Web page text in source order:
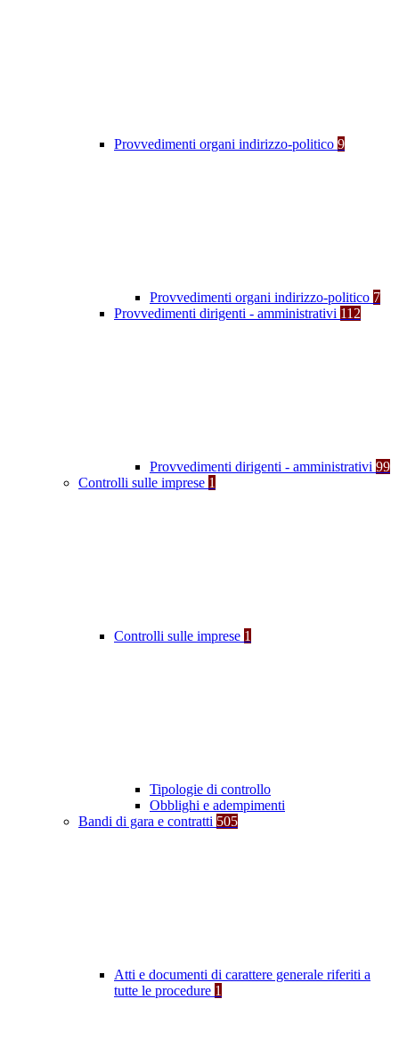
Provvedimenti organi indirizzo-politico 9
Provvedimenti organi indirizzo-politico 7
Provvedimenti dirigenti - amministrativi 112
Provvedimenti dirigenti - amministrativi 99
Controlli sulle imprese 1
Controlli sulle imprese 1
Tipologie di controllo
Obblighi e adempimenti
Bandi di gara e contratti 505
Atti e documenti di carattere generale riferiti a
tutte le procedure 1